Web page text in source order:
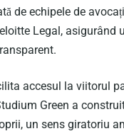
de echipele de
Legal, asigurând
accesul la viitorul
Green a
un sens giratoriu